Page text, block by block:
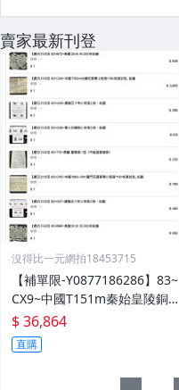
賣家最新刊登
沒得比一元網拍18453715
【補單限-Y0877186286】83~
CX9~中國T151m秦始皇陵銅車
馬郵票小型張*等如圖
$ 36,864
直購